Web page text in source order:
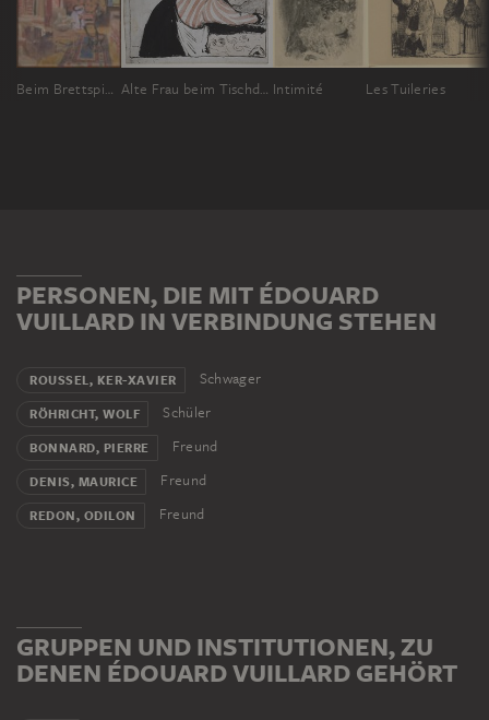
Beim Brettspiel (La partie de Dames) Alte Frau beim Tischdecken Intimité Les Tuileries
PERSONEN, DIE MIT ÉDOUARD
VUILLARD IN VERBINDUNG STEHEN
ROUSSEL, KER-XAVIER Schwager
RÖHRICHT, WOLF Schüler
BONNARD, PIERRE Freund
DENIS, MAURICE Freund
REDON, ODILON Freund
GRUPPEN UND INSTITUTIONEN, ZU
DENEN ÉDOUARD VUILLARD GEHÖRT